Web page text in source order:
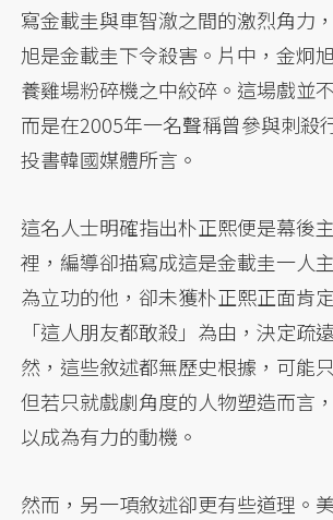
寫金載圭與車智澈之間的激烈角力
旭是金載圭下令殺害。片中，金炯
養雞場粉碎機之中絞碎。這場戲並
而是在2005年一名聲稱曾參與刺殺
投書韓國媒體所言。
這名人士明確指出朴正熙便是幕後
裡，編導卻描寫成這是金載圭一人
為立功的他，卻未獲朴正熙正面肯
「這人朋友都敢殺」為由，決定疏
然，這些敘述都無歷史根據，可能
但若只就戲劇角度的人物塑造而言
以成為有力的動機。
然而，另一項敘述卻更有些道理。